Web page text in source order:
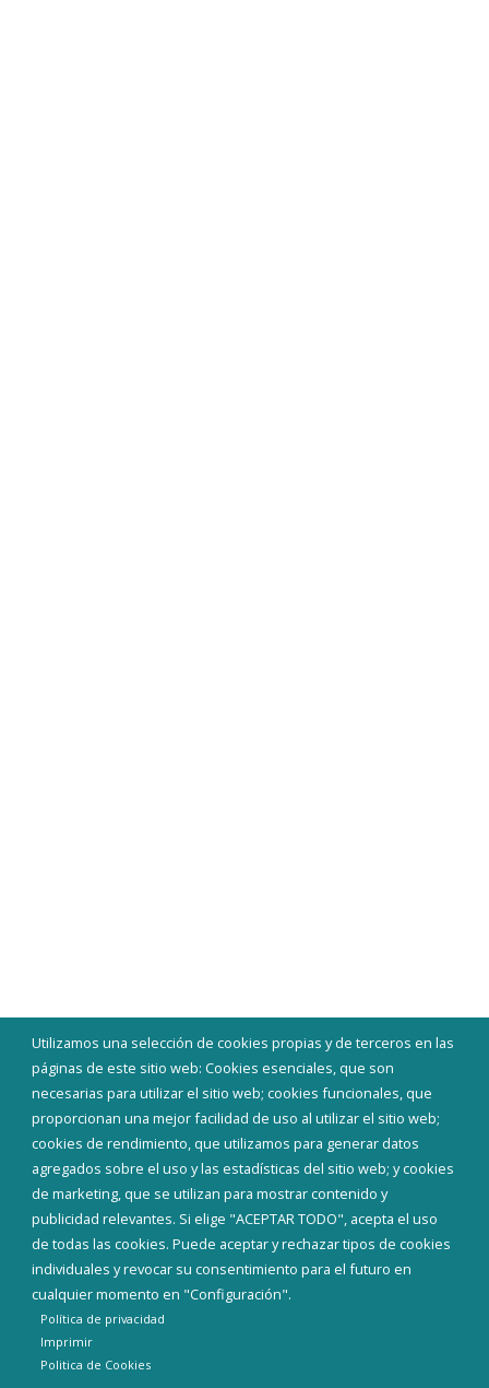
Utilizamos una selección de cookies propias y de terceros en las
páginas de este sitio web: Cookies esenciales, que son
necesarias para utilizar el sitio web; cookies funcionales, que
proporcionan una mejor facilidad de uso al utilizar el sitio web;
cookies de rendimiento, que utilizamos para generar datos
agregados sobre el uso y las estadísticas del sitio web; y cookies
de marketing, que se utilizan para mostrar contenido y
publicidad relevantes. Si elige "ACEPTAR TODO", acepta el uso
de todas las cookies. Puede aceptar y rechazar tipos de cookies
individuales y revocar su consentimiento para el futuro en
cualquier momento en "Configuración".
Política de privacidad
Imprimir
Politica de Cookies